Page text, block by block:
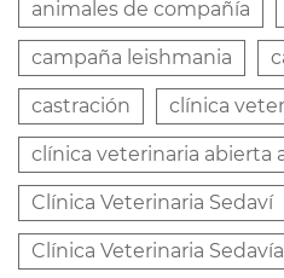
animales de compañía
campaña leishmania
castración clínica
clínica veterinaria abierta
Clínica Veterinaria Sedaví
Clínica Veterinaria Sedavía